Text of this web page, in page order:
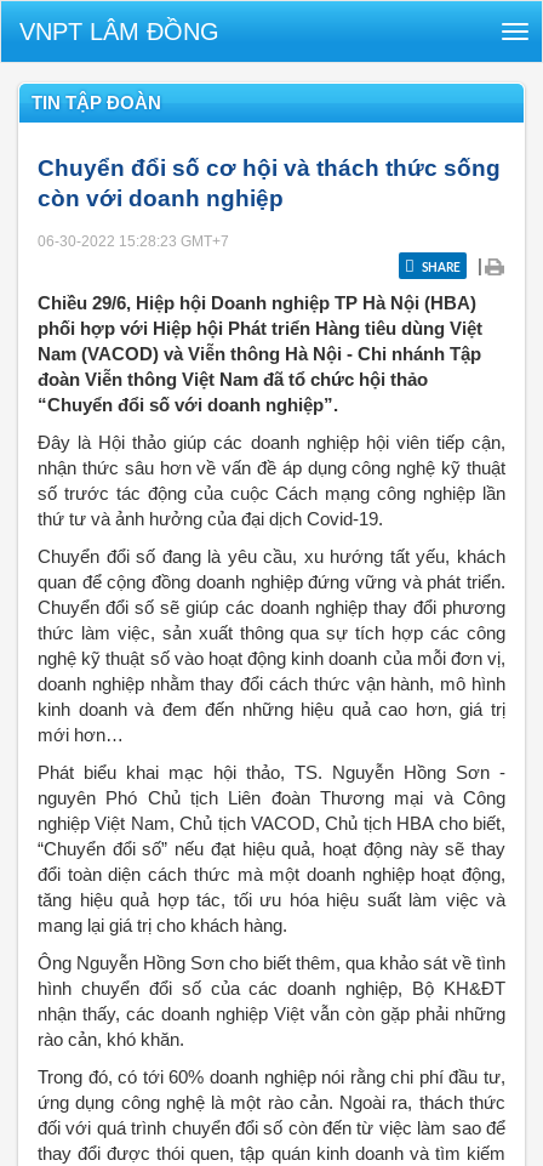
VNPT LÂM ĐỒNG
TIN TẬP ĐOÀN
Chuyển đổi số cơ hội và thách thức sống
còn với doanh nghiệp
06-30-2022 15:28:23 GMT+7
SHARE
|
Chiều 29/6, Hiệp hội Doanh nghiệp TP Hà Nội (HBA)
phối hợp với Hiệp hội Phát triển Hàng tiêu dùng Việt
Nam (VACOD) và Viễn thông Hà Nội - Chi nhánh Tập
đoàn Viễn thông Việt Nam đã tổ chức hội thảo
“Chuyển đổi số với doanh nghiệp”.
Đây là Hội thảo giúp các doanh nghiệp hội viên tiếp cận,
nhận thức sâu hơn về vấn đề áp dụng công nghệ kỹ thuật
số trước tác động của cuộc Cách mạng công nghiệp lần
thứ tư và ảnh hưởng của đại dịch Covid-19.
Chuyển đổi số đang là yêu cầu, xu hướng tất yếu, khách
quan để cộng đồng doanh nghiệp đứng vững và phát triển.
Chuyển đổi số sẽ giúp các doanh nghiệp thay đổi phương
thức làm việc, sản xuất thông qua sự tích hợp các công
nghệ kỹ thuật số vào hoạt động kinh doanh của mỗi đơn vị,
doanh nghiệp nhằm thay đổi cách thức vận hành, mô hình
kinh doanh và đem đến những hiệu quả cao hơn, giá trị
mới hơn…
Phát biểu khai mạc hội thảo, TS. Nguyễn Hồng Sơn -
nguyên Phó Chủ tịch Liên đoàn Thương mại và Công
nghiệp Việt Nam, Chủ tịch VACOD, Chủ tịch HBA cho biết,
“Chuyển đổi số” nếu đạt hiệu quả, hoạt động này sẽ thay
đổi toàn diện cách thức mà một doanh nghiệp hoạt động,
tăng hiệu quả hợp tác, tối ưu hóa hiệu suất làm việc và
mang lại giá trị cho khách hàng.
Ông Nguyễn Hồng Sơn cho biết thêm, qua khảo sát về tình
hình chuyển đổi số của các doanh nghiệp, Bộ KH&ĐT
nhận thấy, các doanh nghiệp Việt vẫn còn gặp phải những
rào cản, khó khăn.
Trong đó, có tới 60% doanh nghiệp nói rằng chi phí đầu tư,
ứng dụng công nghệ là một rào cản. Ngoài ra, thách thức
đối với quá trình chuyển đổi số còn đến từ việc làm sao để
thay đổi được thói quen, tập quán kinh doanh và tìm kiếm